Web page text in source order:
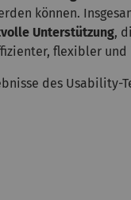
können.
Unterstützung,
flexibler
des Usability-